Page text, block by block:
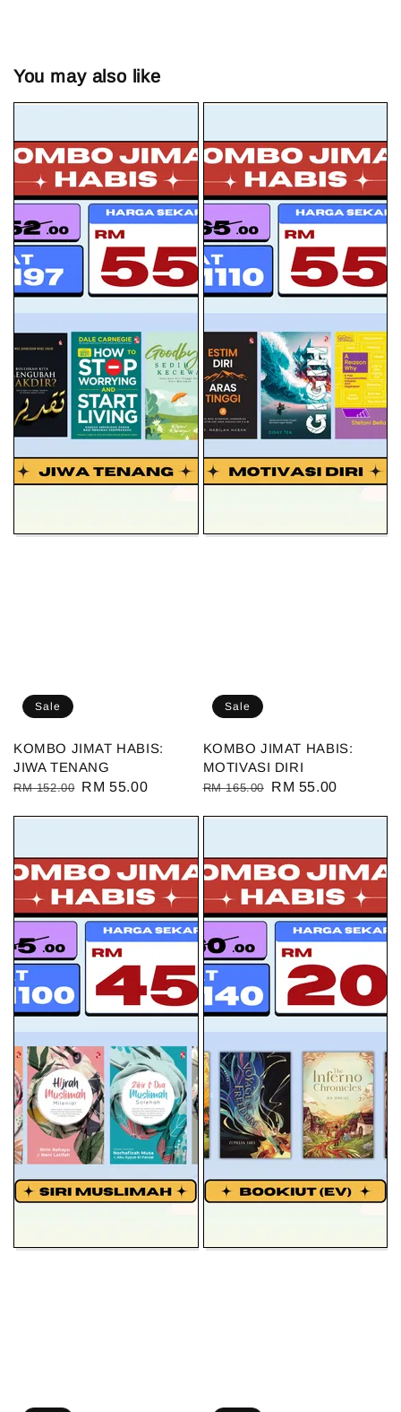
You may also like
Sale
KOMBO JIMAT HABIS:
JIWA TENANG
Regular
RM 152.00 Sale
RM 55.00
Sale
KOMBO JIMAT HABIS:
MOTIVASI DIRI
Regular
RM 165.00
Sale
RM 55.00